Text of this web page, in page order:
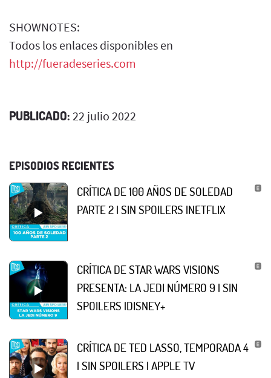
SHOWNOTES:
Todos los enlaces disponibles en
http://fueradeseries.com
PUBLICADO: 22 julio 2022
EPISODIOS RECIENTES
CRÍTICA DE 100 AÑOS DE SOLEDAD
PARTE 2 | SIN SPOILERS |NETFLIX
CRÍTICA DE STAR WARS VISIONS
PRESENTA: LA JEDI NÚMERO 9 | SIN
SPOILERS |DISNEY+
CRÍTICA DE TED LASSO, TEMPORADA 4
| SIN SPOILERS | APPLE TV